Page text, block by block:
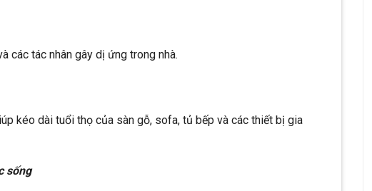
các tác nhân gây dị ứng trong nhà.
kéo dài tuổi thọ của sàn gỗ, sofa, tủ bếp và các thiết bị gia
sống